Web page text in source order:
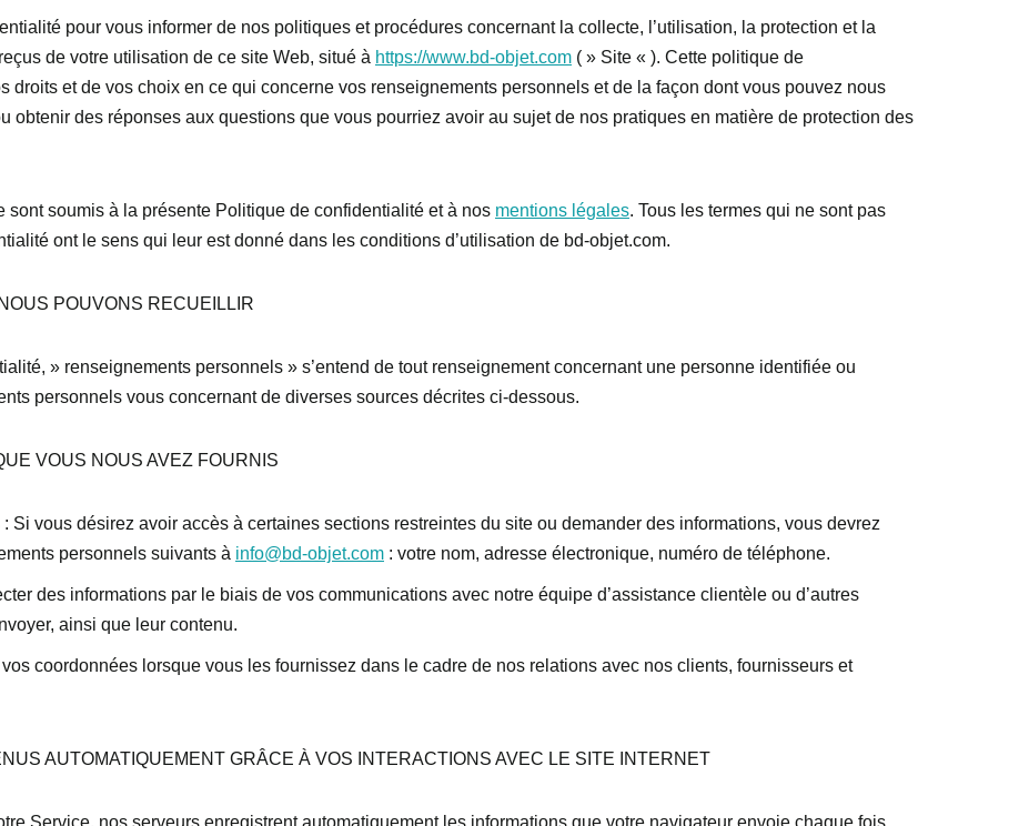
pour vous informer de nos politiques et procédures concernant la collecte, l’utilisation, la protection et la
de votre utilisation de ce site Web, situé à https://www.bd-objet.com ( » Site « ). Cette politique de
droits et de vos choix en ce qui concerne vos renseignements personnels et de la façon dont vous pouvez nous
obtenir des réponses aux questions que vous pourriez avoir au sujet de nos pratiques en matière de protection des
sont soumis à la présente Politique de confidentialité et à nos mentions légales. Tous les termes qui ne sont pas
ont le sens qui leur est donné dans les conditions d’utilisation de bd-objet.com.
POUVONS RECUEILLIR
» renseignements personnels » s’entend de tout renseignement concernant une personne identifiée ou
personnels vous concernant de diverses sources décrites ci-dessous.
VOUS NOUS AVEZ FOURNIS
Si vous désirez avoir accès à certaines sections restreintes du site ou demander des informations, vous devrez
personnels suivants à info@bd-objet.com : votre nom, adresse électronique, numéro de téléphone.
des informations par le biais de vos communications avec notre équipe d’assistance clientèle ou d’autres
ainsi que leur contenu.
coordonnées lorsque vous les fournissez dans le cadre de nos relations avec nos clients, fournisseurs et
AUTOMATIQUEMENT GRÂCE À VOS INTERACTIONS AVEC LE SITE INTERNET
Service, nos serveurs enregistrent automatiquement les informations que votre navigateur envoie chaque fois